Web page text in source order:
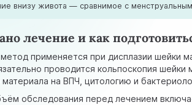
внизу живота — сравнимое с
лечение и как
применяется при дисплазии шейки
проводитсякольпоскопия шейки
материала на ВПЧ, цитологию и
обследования перед лечением